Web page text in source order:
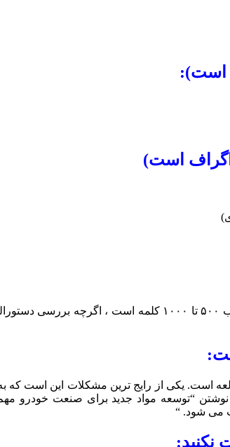
“توسعه مواد جدید برای صنعت خودرو مهم
می شود. “